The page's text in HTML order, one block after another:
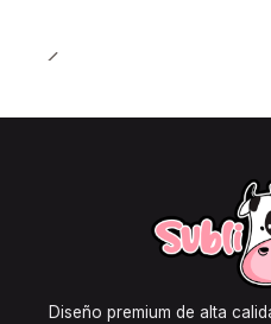
Diseño premium de alta